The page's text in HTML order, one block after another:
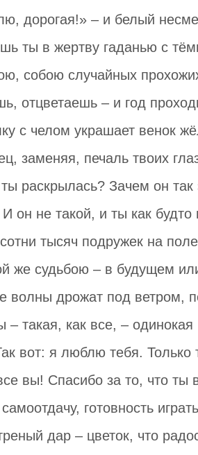
дорогая!» – и белый
ты в жертву гаданью с
собою случайных
отцветаешь – и год
с челом украшает венок
заменяя, печаль твоих
раскрылась? Зачем он так
И он не такой, и ты как будто
тысяч подружек на
же судьбою – в будущем
волны дрожат под ветром,
– такая, как все, –
вот: я люблю тебя. Только
вы! Спасибо за то, что ты
готовность
дар – цветок, что